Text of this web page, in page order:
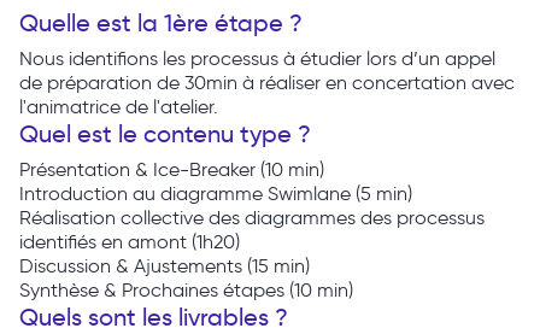
Quelle est la 1ère étape ?
Nous identifions les processus à étudier lors d’un appel
de préparation de 30min à réaliser en concertation avec
l'animatrice de l'atelier.
Quel est le contenu type ?
Présentation & Ice-Breaker (10 min)
Introduction au diagramme Swimlane (5 min)
Réalisation collective des diagrammes des processus
identifiés en amont (1h20)
Discussion & Ajustements (15 min)
Synthèse & Prochaines étapes (10 min)
Quels sont les livrables ?